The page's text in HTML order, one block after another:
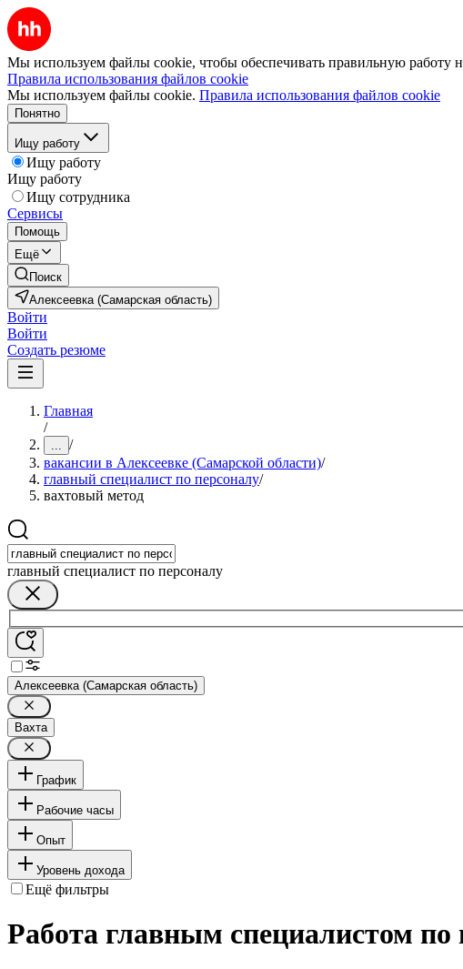
Мы используем файлы cookie, чтобы обеспечивать правильную работу
Правила использования файлов cookie
Мы используем файлы cookie. Правила использования файлов cookie
Понятно
Ищу работу
Ищу работу
Ищу работу
Ищу сотрудника
Сервисы
Помощь
Ещё
Поиск
Алексеевка (Самарская область)
Войти
Войти
Создать резюме
Главная
/
... /
вакансии в Алексеевке (Самарской области)/
главный специалист по персоналу/
вахтовый метод
главный специалист по персоналу
Алексеевка (Самарская область)
Вахта
График
Рабочие часы
Опыт
Уровень дохода
Ещё фильтры
Работа главным специалистом по